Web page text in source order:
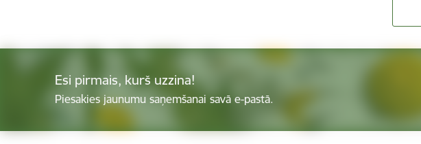
Esi pirmais, kurš uzzina!
Piesakies jaunumu saņemšanai savā e-pastā.